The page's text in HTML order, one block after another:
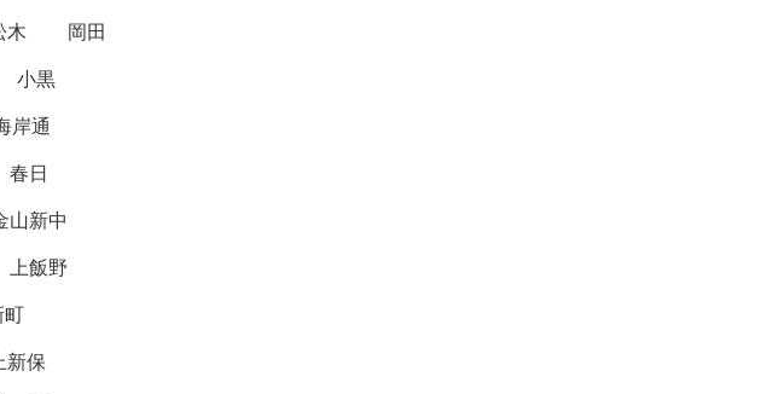
木
岡田
小黒
岸通
春日
山新中
上飯野
町
新保